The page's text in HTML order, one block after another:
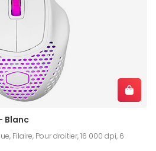
Blanc
Filaire, Pour droitier, 16 000 dpi, 6